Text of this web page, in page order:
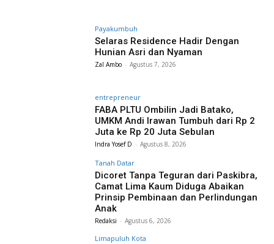
Payakumbuh
Selaras Residence Hadir Dengan
Hunian Asri dan Nyaman
Zal Ambo - Agustus 7, 2026
entrepreneur
FABA PLTU Ombilin Jadi Batako,
UMKM Andi Irawan Tumbuh dari Rp 2
Juta ke Rp 20 Juta Sebulan
Indra Yosef D - Agustus 8, 2026
Tanah Datar
Dicoret Tanpa Teguran dari Paskibra,
Camat Lima Kaum Diduga Abaikan
Prinsip Pembinaan dan Perlindungan
Anak
Redaksi - Agustus 6, 2026
Limapuluh Kota